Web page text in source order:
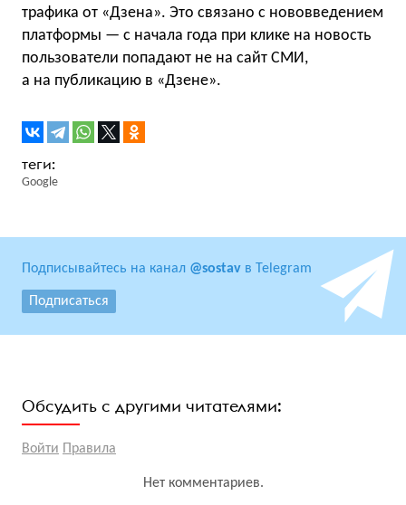
трафика от «Дзена». Это связано с нововведением
платформы — с начала года при клике на новость
пользователи попадают не на сайт СМИ,
а на публикацию в «Дзене».
Google
Подписывайтесь на канал @sostav в Telegram
Подписаться
Обсудить с другими читателями:
Войти Правила
Нет комментариев.